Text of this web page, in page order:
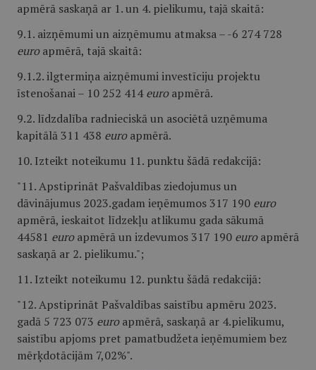
apmērā saskaņā ar 1. un 4. pielikumu, tajā skaitā:
9.1. aizņēmumi un aizņēmumu atmaksa – -6 274 728
euroapmērā, tajā skaitā:
9.1.2. ilgtermiņa aizņēmumi investīciju projektu
īstenošanai – 10 252 414euroapmērā.
9.2. līdzdalība radnieciskā un asociētā uzņēmuma
kapitālā 311 438 euroapmērā.
10. Izteikt noteikumu 11. punktu šādā redakcijā:
"11. Apstiprināt Pašvaldības ziedojumus un
dāvinājumus 2023.gadam ieņēmumos 317 190 euro
apmērā, ieskaitot līdzekļu atlikumu gada sākumā
44581 euroapmērā un izdevumos 317 190 euroapmērā
saskaņā ar 2. pielikumu.";
11. Izteikt noteikumu 12. punktu šādā redakcijā:
"12. Apstiprināt Pašvaldības saistību apmēru 2023.
gadā 5 723 073 euroapmērā, saskaņā ar 4.pielikumu,
saistību apjoms pret pamatbudžeta ieņēmumiem bez
mērķdotācijām 7,02%".